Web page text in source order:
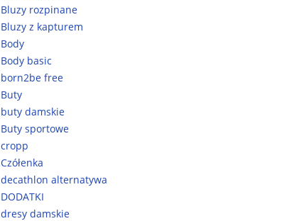
Bluzy rozpinane
Bluzy z kapturem
Body
Body basic
born2be free
Buty
buty damskie
Buty sportowe
cropp
Czółenka
decathlon alternatywa
DODATKI
dresy damskie